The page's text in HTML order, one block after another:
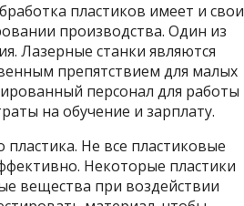
пластиков имеет и свои
производства. Один из
Лазерные станки являются
препятствием для малых
персонал для работы
на обучение и зарплату.
Не все пластиковые
Некоторые пластики
вещества при воздействии